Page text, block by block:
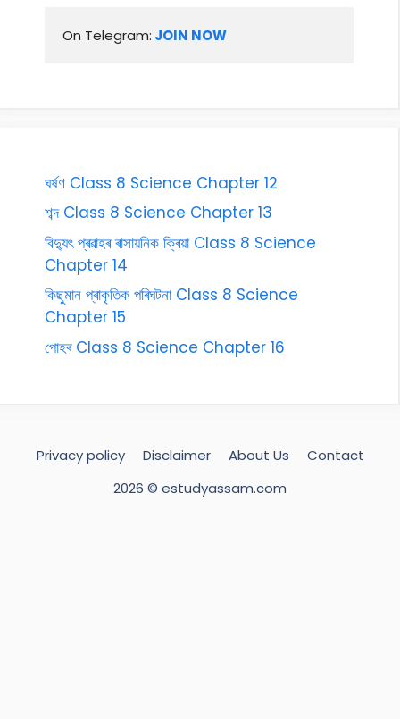
On Telegram: JOIN NOW
ঘৰ্ষণ Class 8 Science Chapter 12
শব্দ Class 8 Science Chapter 13
বিদ্যুৎ প্ৰৱাহৰ ৰাসায়নিক ক্ৰিয়া Class 8 Science
Chapter 14
কিছুমান প্ৰাকৃতিক পৰিঘটনা Class 8 Science
Chapter 15
পোহৰ Class 8 Science Chapter 16
Privacy policy Disclaimer About Us
Contact
2026 © estudyassam.com